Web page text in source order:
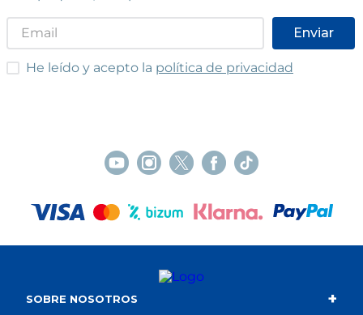
Enviar
He leído y acepto las condiciones
He leído y acepto la política de privacidad
SOBRE NOSOTROS +